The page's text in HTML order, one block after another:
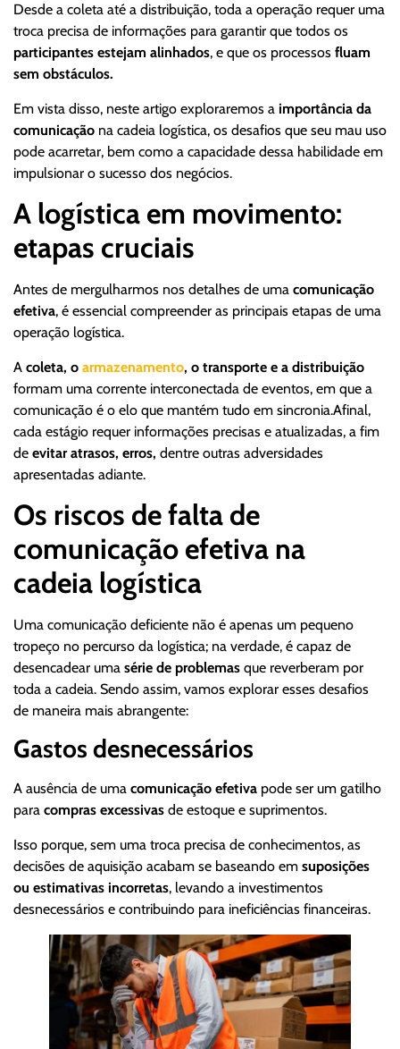
Desde a coleta até a distribuição, toda a operação requer uma
troca precisa de informações para garantir que todos os
participantes estejam alinhados, e que os processos fluam
sem obstáculos.
Em vista disso, neste artigo exploraremos a importância da
comunicação na cadeia logística, os desafios que seu mau uso
pode acarretar, bem como a capacidade dessa habilidade em
impulsionar o sucesso dos negócios.
A logística em movimento:
etapas cruciais
Antes de mergulharmos nos detalhes de uma comunicação
efetiva, é essencial compreender as principais etapas de uma
operação logística.
A coleta, o armazenamento, o transporte e a distribuição
formam uma corrente interconectada de eventos, em que a
comunicação é o elo que mantém tudo em sincronia.Afinal,
cada estágio requer informações precisas e atualizadas, a fim
de evitar atrasos, erros, dentre outras adversidades
apresentadas adiante.
Os riscos de falta de
comunicação efetiva na
cadeia logística
Uma comunicação deficiente não é apenas um pequeno
tropeço no percurso da logística; na verdade, é capaz de
desencadear uma série de problemas que reverberam por
toda a cadeia. Sendo assim, vamos explorar esses desafios
de maneira mais abrangente:
Gastos desnecessários
A ausência de uma comunicação efetiva pode ser um gatilho
para compras excessivas de estoque e suprimentos.
Isso porque, sem uma troca precisa de conhecimentos, as
decisões de aquisição acabam se baseando em suposições
ou estimativas incorretas, levando a investimentos
desnecessários e contribuindo para ineficiências financeiras.